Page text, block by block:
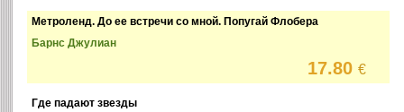
Метроленд. До ее встречи со мной. Попугай Флобера
Барнс Джулиан
17.80€
Где падают звезды